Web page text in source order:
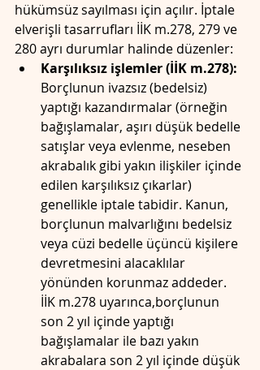
hükümsüz sayılması için açılır. İptale
elverişli tasarrufları İİK m.278, 279 ve
280 ayrı durumlar halinde düzenler:
Karşılıksız işlemler (İİK m.278):
Borçlunun ivazsız (bedelsiz)
yaptığı kazandırmalar (örneğin
bağışlamalar, aşırı düşük bedelle
satışlar veya evlenme, neseben
akrabalık gibi yakın ilişkiler içinde
edilen karşılıksız çıkarlar)
genellikle iptale tabidir. Kanun,
borçlunun malvarlığını bedelsiz
veya cüzi bedelle üçüncü kişilere
devretmesini alacaklılar
yönünden korunmaz addeder.
İİK m.278 uyarınca,borçlunun
son 2 yıl içinde yaptığı
bağışlamalar ile bazı yakın
akrabalara son 2 yıl içinde düşük